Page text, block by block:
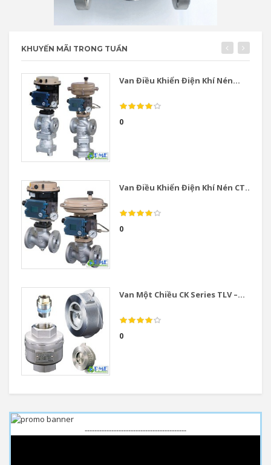
KHUYẾN MÃI TRONG TUẦN
Van Điều Khiển Điện Khí Nén...
0
Van Điều Khiển Điện Khí Nén CT...
0
Van Một Chiều CK Series TLV –...
0
------------------------------------------